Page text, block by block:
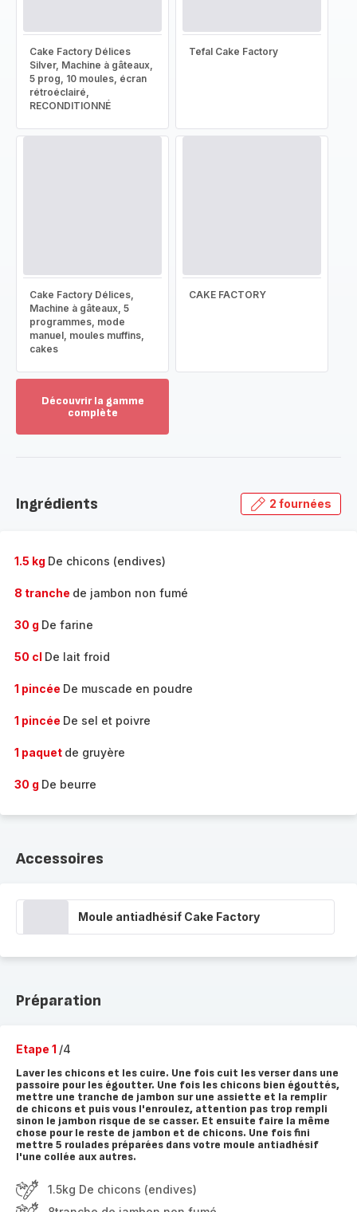
Cake Factory Délices
Silver, Machine à gâteaux,
5 prog, 10 moules, écran
rétroéclairé,
RECONDITIONNÉ
Tefal Cake Factory
Cake Factory Délices,
Machine à gâteaux, 5
programmes, mode
manuel, moules muffins,
cakes
CAKE FACTORY
Découvrir la gamme
complète
gamme
Ingrédients 2 fournées
1.5 kg De chicons (endives)
8 tranche de jambon non fumé
30 g De farine
50 cl De lait froid
1 pincée De muscade en poudre
1 pincée De sel et poivre
1 paquet de gruyère
30 g De beurre
Accessoires
Moule antiadhésif Cake Factory
Préparation
Etape 1 /4
Laver les chicons et les cuire. Une fois cuit les verser dans une
passoire pour les égoutter. Une fois les chicons bien égouttés,
mettre une tranche de jambon sur une assiette et la remplir
de chicons et puis vous l'enroulez, attention pas trop rempli
sinon le jambon risque de se casser. Et ensuite faire la même
chose pour le reste de jambon et de chicons. Une fois fini
mettre 5 roulades préparées dans votre moule antiadhésif
l'une collée aux autres.
1.5kg De chicons (endives)